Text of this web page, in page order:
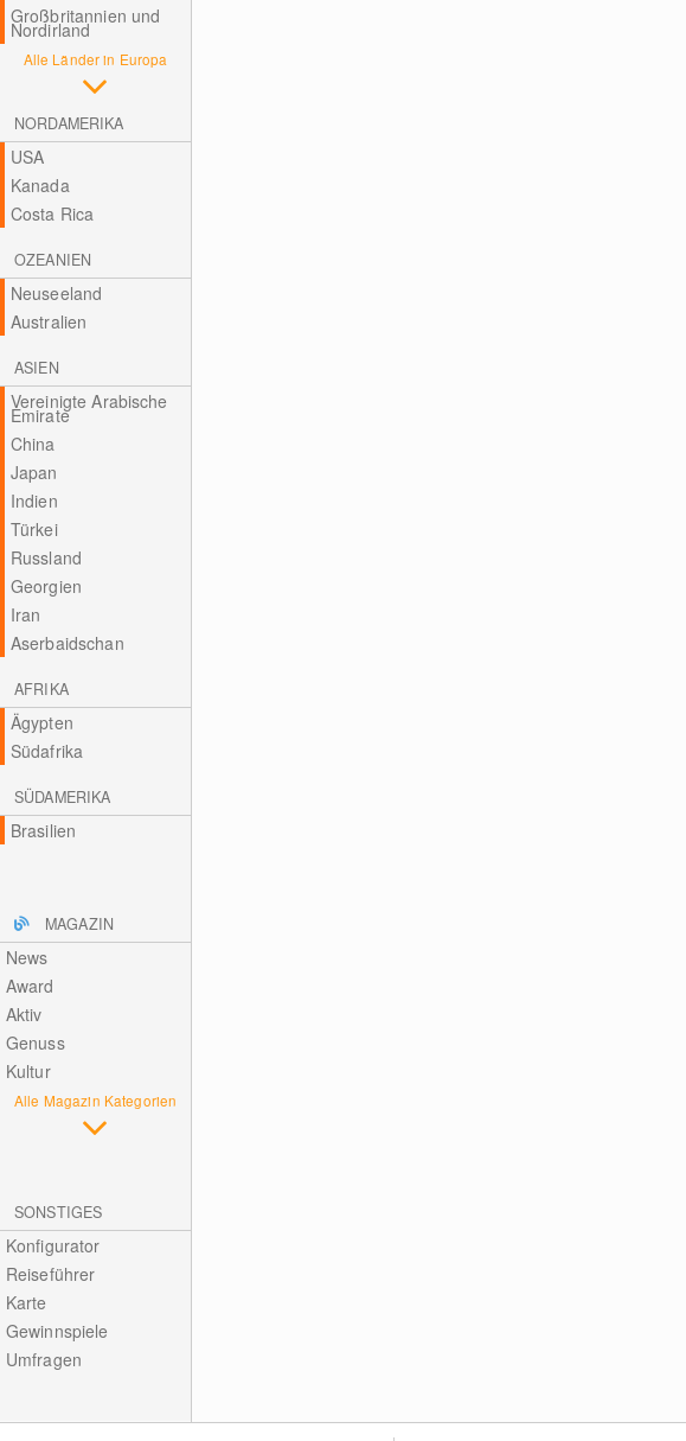
Großbritannien und
Nordirland
Alle Länder in Europa
NORDAMERIKA
USA
Kanada
Costa Rica
OZEANIEN
Neuseeland
Australien
ASIEN
Vereinigte Arabische
Emirate
China
Japan
Indien
Türkei
Russland
Georgien
Iran
Aserbaidschan
AFRIKA
Ägypten
Südafrika
SÜDAMERIKA
Brasilien
MAGAZIN
News
Award
Aktiv
Genuss
Kultur
Alle Magazin Kategorien
SONSTIGES
Konfigurator
Reiseführer
Karte
Gewinnspiele
Umfragen